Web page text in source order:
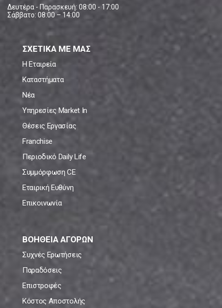
Δευτέρα - Παρασκευή: 08:00 - 17:00
Σάββατο: 08:00 – 14:00
ΣΧΕΤΙΚΑ ΜΕ ΜΑΣ
Η Εταιρεία
Καταστήματα
Νέα
Υπηρεσίες Market In
Θέσεις Εργασίας
Franchise
Περιοδικό Daily Life
Συμμόρφωση CE
Εταιρική Ευθύνη
Επικοινωνία
ΒΟΗΘΕΙΑ ΑΓΟΡΩΝ
Συχνές Ερωτήσεις
Παραδόσεις
Επιστροφές
Κόστος Αποστολής